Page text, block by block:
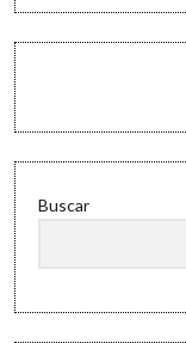
Buscar